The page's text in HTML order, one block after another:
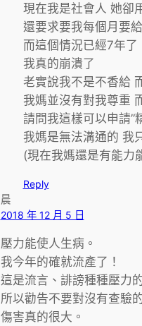
現在我是社會人 她卻
還要求要我每個月要
而這個情況已經7年了
我真的崩潰了
老實說我不是不香給
我媽並沒有對我尊重
請問我這樣可以申請”
我媽是無法溝通的 我
(現在我媽還是有能力
Reply
晨
2018 年 12 月 5 日
壓力能使人生病。
我今年的確就流產了！
這是流言、誹謗種種壓力
所以勸告不要對沒有查驗
傷害真的很大。